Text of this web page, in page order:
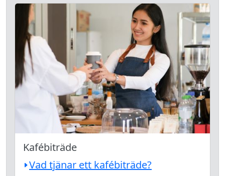
Kafébiträde
Vad tjänar ett kafébiträde?